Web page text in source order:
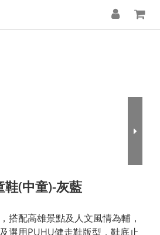
鞋(中童)-灰藍
搭配高雄景點及人文風情為輔，
選用PUHU健走鞋版型，鞋底止